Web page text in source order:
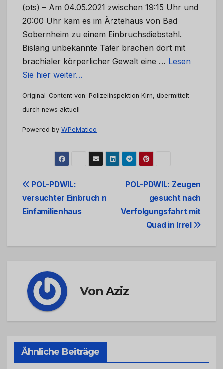
(ots) – Am 04.05.2021 zwischen 19:15 Uhr und
20:00 Uhr kam es im Ärztehaus von Bad
Sobernheim zu einem Einbruchsdiebstahl.
Bislang unbekannte Täter brachen dort mit
brachialer körperlicher Gewalt eine … Lesen
Sie hier weiter…
Original-Content von: Polizeiinspektion Kirn, übermittelt
durch news aktuell
Powered by WPeMatico
Beitrags-
Navigation
POL-PDWIL: Zeugen
gesucht nach
Verfolgungsfahrt mit
Quad in Irrel
POL-PDWIL:
versuchter Einbruch n
Einfamilienhaus
VonAziz
Ähnliche Beiträge